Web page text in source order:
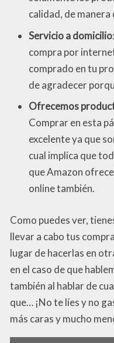
calidad, de manera
Servicio a domicilio
compra por
comprado en tu
de agradecer
Ofrecemos
Comprar en esta
excelente ya que
cual implica que
que Amazon
online también.
Como puedes ver,
llevar a cabo tus
lugar de hacerlas en
en el caso de que
también al hablar de
que… ¡No te líes y no
más caras y mucho